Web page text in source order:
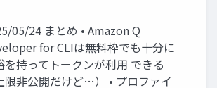
05/24 まとめ • Amazon Q
for CLIは無料枠でも十分に
を持ってトークンが利用 できる
限非公開だけど…） • プロファイ